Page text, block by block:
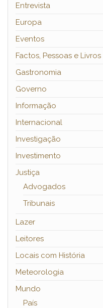
Entrevista
Europa
Eventos
Factos, Pessoas e Livros
Gastronomia
Governo
Informação
Internacional
Investigação
Investimento
Justiça
Advogados
Tribunais
Lazer
Leitores
Locais com História
Meteorologia
Mundo
País